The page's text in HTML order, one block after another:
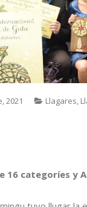
2021 Llagares
16 categoríes y